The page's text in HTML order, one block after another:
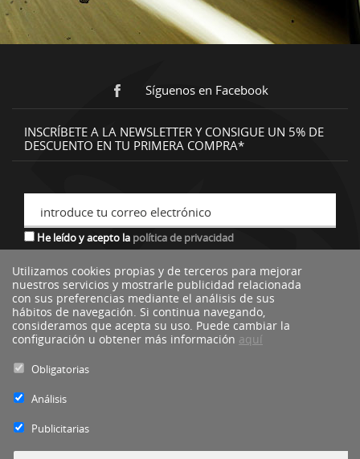
Síguenos en Facebook
INSCRÍBETE A LA NEWSLETTER Y CONSIGUE UN 5% DE
DESCUENTO EN TU PRIMERA COMPRA*
introduce tu correo electrónico
He leído y acepto la política de privacidad
*descuento no acumulable a otras ofertas o promociones.
Utilizamos cookies propias y de terceros para mejorar
nuestros servicios y mostrarle publicidad relacionada
con sus preferencias mediante el análisis de sus
hábitos de navegación. Si continua navegando,
consideramos que acepta su uso. Puede cambiar la
configuración u obtener más información aquí
Obligatorias
Análisis
Publicitarias